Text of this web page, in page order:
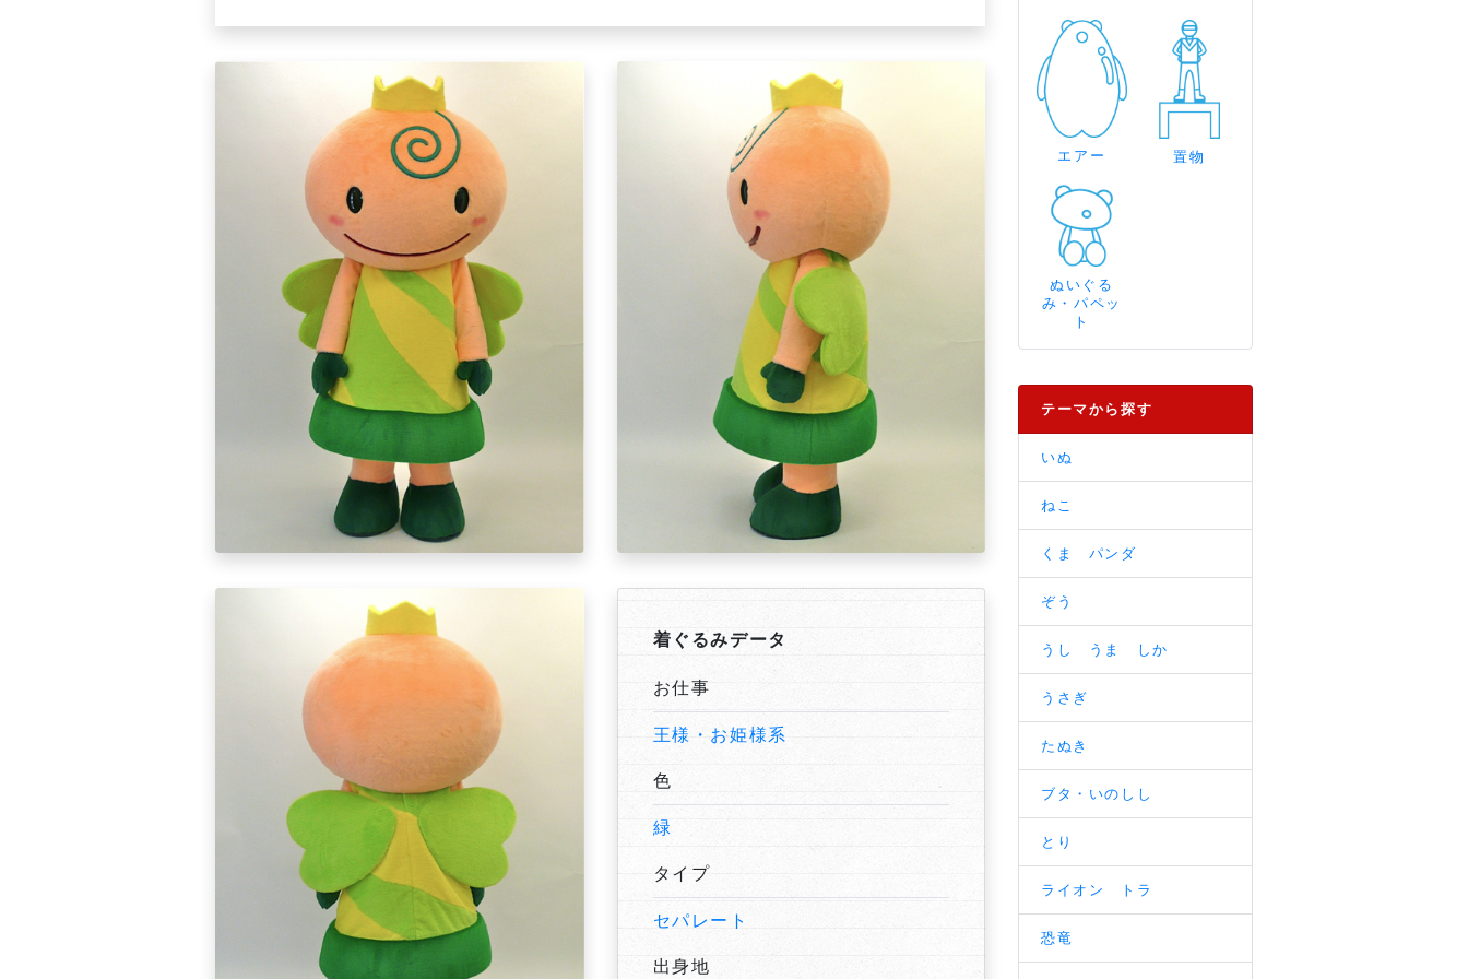
着ぐるみデータ
お仕事
王様・お姫様系
色
緑
タイプ
セパレート
出身地
エアー 置物
ぬいぐる
み・パペッ
ト
テーマから探す
いぬ
ねこ
くま パンダ
ぞう
うし うま しか
うさぎ
たぬき
ブタ・いのしし
とり
ライオン トラ
恐竜